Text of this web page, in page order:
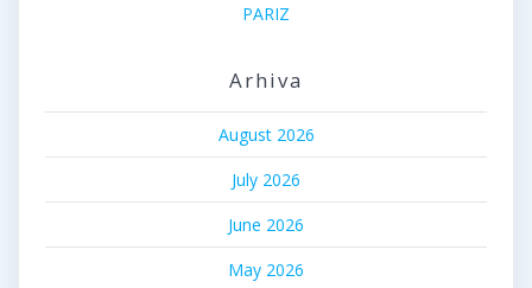
PARIZ
Arhiva
August 2026
July 2026
June 2026
May 2026